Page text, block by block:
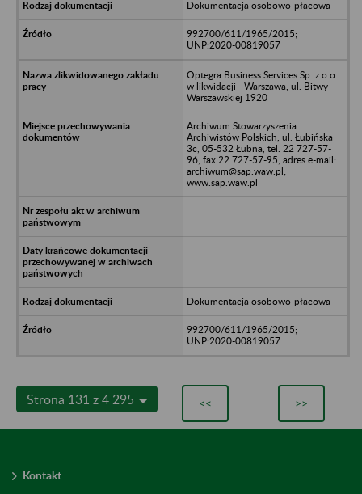
Dokumentacja osobowo-płacowa
992700/611/1965/2015;
UNP:2020-00819057
Optegra Business Services Sp. z o.o.
w likwidacji - Warszawa, ul. Bitwy
Warszawskiej 1920
Archiwum Stowarzyszenia
Archiwistów Polskich, ul. Łubińska
3c, 05-532 Łubna, tel. 22 727-57-
96, fax 22 727-57-95, adres e-mail:
archiwum@sap.waw.pl;
www.sap.waw.pl
Dokumentacja osobowo-płacowa
992700/611/1965/2015;
UNP:2020-00819057
Strona 131 z 4 295 << >>
Kontakt